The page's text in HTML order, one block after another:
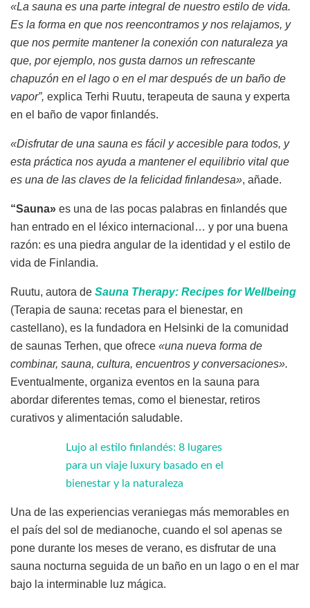
«La sauna es una parte integral de nuestro estilo de vida.
Es la forma en que nos reencontramos y nos relajamos, y
que nos permite mantener la conexión con naturaleza ya
que, por ejemplo, nos gusta darnos un refrescante
chapuzón en el lago o en el mar después de un baño de
vapor”, explica Terhi Ruutu, terapeuta de sauna y experta
en el baño de vapor finlandés.
«Disfrutar de una sauna es fácil y accesible para todos, y
esta práctica nos ayuda a mantener el equilibrio vital que
es una de las claves de la felicidad finlandesa», añade.
“Sauna» es una de las pocas palabras en finlandés que
han entrado en el léxico internacional… y por una buena
razón: es una piedra angular de la identidad y el estilo de
vida de Finlandia.
Ruutu, autora de Sauna Therapy: Recipes for Wellbeing
(Terapia de sauna: recetas para el bienestar, en
castellano), es la fundadora en Helsinki de la comunidad
de saunas Terhen, que ofrece «una nueva forma de
combinar, sauna, cultura, encuentros y conversaciones».
Eventualmente, organiza eventos en la sauna para
abordar diferentes temas, como el bienestar, retiros
curativos y alimentación saludable.
Lujo al estilo finlandés: 8 lugares
para un viaje luxury basado en el
bienestar y la naturaleza
Una de las experiencias veraniegas más memorables en
el país del sol de medianoche, cuando el sol apenas se
pone durante los meses de verano, es disfrutar de una
sauna nocturna seguida de un baño en un lago o en el mar
bajo la interminable luz mágica.